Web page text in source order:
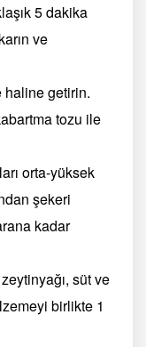
5 dakika
ve
haline getirin.
tozu ile
orta-yüksek
şekeri
kadar
zeytinyağı, süt ve
birlikte 1